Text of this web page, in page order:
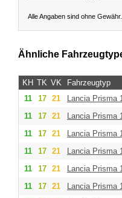
Alle Angaben sind ohne
Ähnliche
KH TK VK Fahrzeugtyp
11
17 21 Lancia Prisma
11
17 21 Lancia Prisma
11
17 21 Lancia Prisma
11
17 21 Lancia Prisma
11
17 21 Lancia Prisma
11
17 21 Lancia Prisma